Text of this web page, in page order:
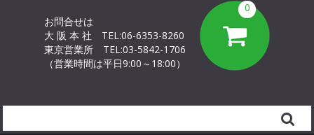
お問合せは
大 阪 本 社 TEL:06-6353-8260
東京営業所 TEL:03-5842-1706
（営業時間は平日9:00～18:00）
0